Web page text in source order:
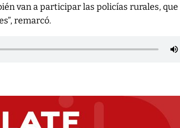
van a participar las policías rurales, que
remarcó.